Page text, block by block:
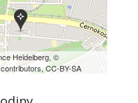
Heidelberg, ©
CC-BY-SA